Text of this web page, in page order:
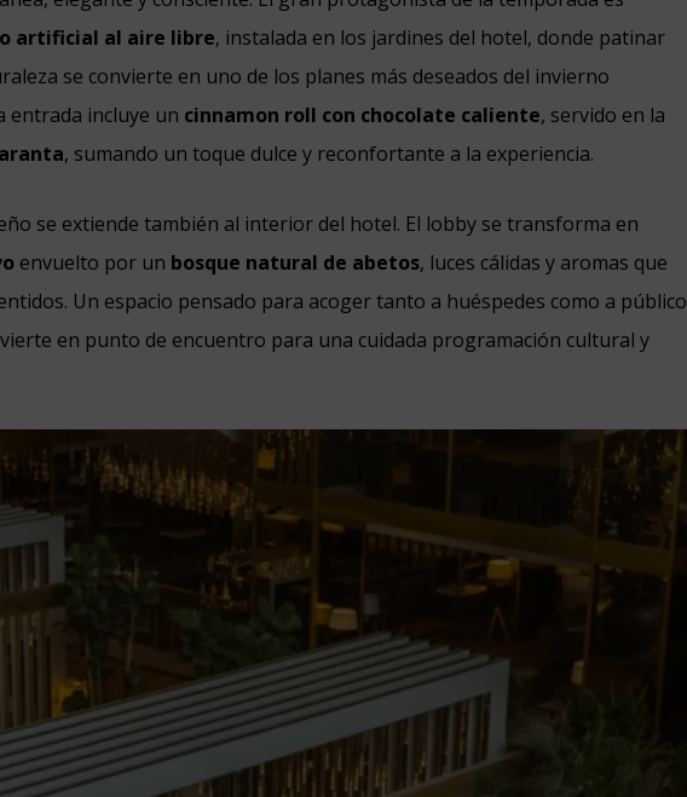
artificial al aire libre, instalada en los jardines del hotel, donde patinar
se convierte en uno de los planes más deseados del invierno
entrada incluye un cinnamon roll con chocolate caliente, servido en la
, sumando un toque dulce y reconfortante a la experiencia.
se extiende también al interior del hotel. El lobby se transforma en
envuelto por un bosque natural de abetos, luces cálidas y aromas que
Un espacio pensado para acoger tanto a huéspedes como a público
en punto de encuentro para una cuidada programación cultural y